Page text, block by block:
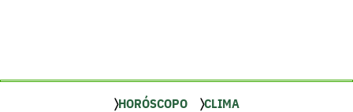
HORÓSCOPO CLIMA